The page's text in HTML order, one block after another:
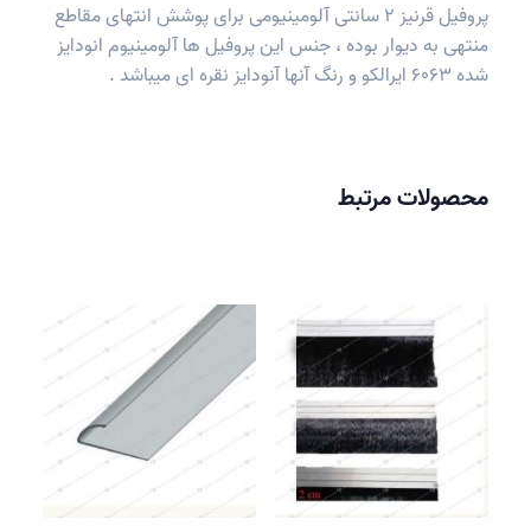
پروفیل قرنیز 2 سانتی آلومینیومی برای پوشش انتهای مقاطع
منتهی به دیوار بوده ، جنس این پروفیل ها آلومینیوم انودایز
شده 6063 ایرالکو و رنگ آنها آنودایز نقره ای میباشد .
محصولات مرتبط